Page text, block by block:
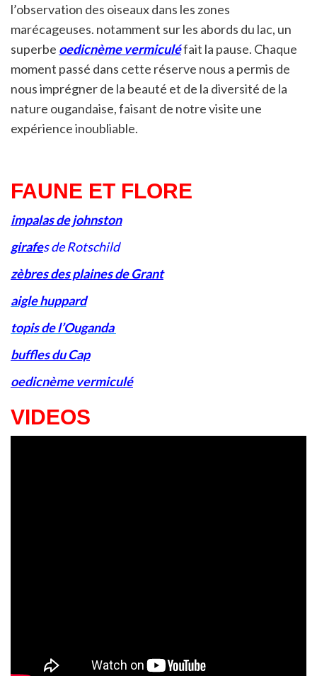
l’observation des oiseaux dans les zones
marécageuses. notamment sur les abords du lac, un
superbe oedicnème vermiculéfait la pause. Chaque
moment passé dans cette réserve nous a permis de
nous imprégner de la beauté et de la diversité de la
nature ougandaise, faisant de notre visite une
expérience inoubliable.
FAUNE ET FLORE
impalas de johnston
girafes de Rotschild
zèbres des plaines de Grant
aigle huppard
topis de l’Ouganda
buffles du Cap
oedicnème vermiculé
VIDEOS